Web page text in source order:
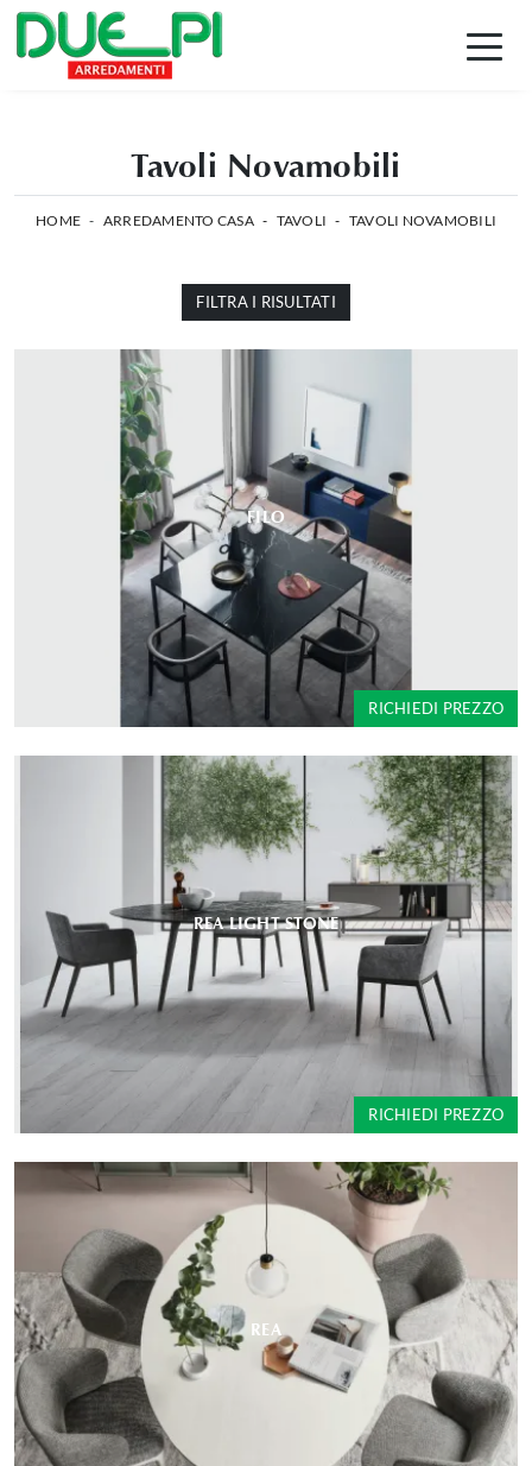
Tavoli Novamobili
HOME - ARREDAMENTO CASA - TAVOLI - TAVOLI NOVAMOBILI
FILTRA I RISULTATI
FILO
RICHIEDI PREZZO
REA LIGHT STONE
RICHIEDI PREZZO
REA